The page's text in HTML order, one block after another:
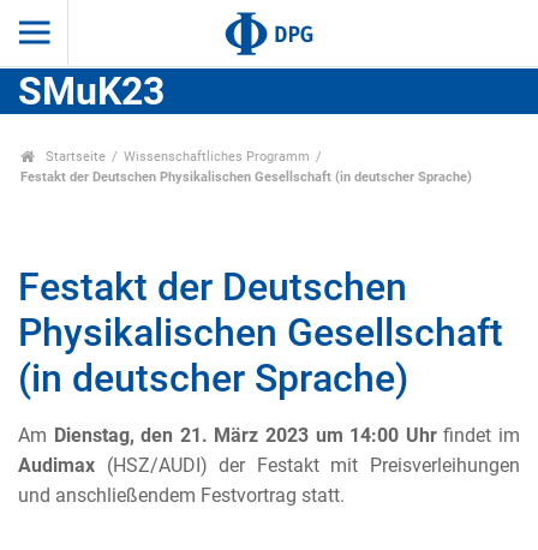
SMuK23
Startseite
Wissenschaftliches Programm
Festakt der Deutschen Physikalischen Gesellschaft (in deutscher Sprache)
Festakt der Deutschen
Physikalischen Gesellschaft
(in deutscher Sprache)
Am Dienstag, den 21. März 2023 um 14:00 Uhrfindet im
Audimax (HSZ/AUDI) der Festakt mit Preisverleihungen
und anschließendem Festvortrag statt.